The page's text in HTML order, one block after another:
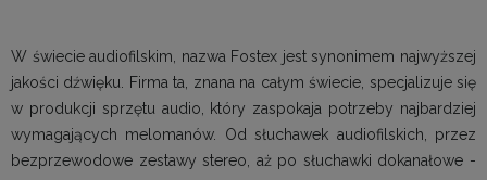
W świecie audiofilskim, nazwa Fostex jest synonimem najwyższej
jakości dźwięku. Firma ta, znana na całym świecie, specjalizuje się
w produkcji sprzętu audio, który zaspokaja potrzeby najbardziej
wymagających melomanów. Od słuchawek audiofilskich, przez
bezprzewodowe zestawy stereo, aż po słuchawki dokanałowe -